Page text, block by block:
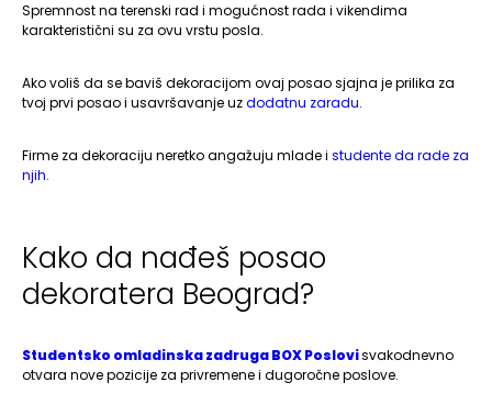
Spremnost na terenski rad i mogućnost rada i vikendima
karakteristični su za ovu vrstu posla.
Ako voliš da se baviš dekoracijom ovaj posao sjajna je prilika za
tvoj prvi posao i usavršavanje uzdodatnu zaradu.
Firme za dekoraciju neretko angažuju mlade i studente da rade za
njih.
Kako da nađeš posao
dekoratera Beograd?
Studentsko omladinska zadruga BOX Poslovisvakodnevno
otvara nove pozicije za privremene i dugoročne poslove.